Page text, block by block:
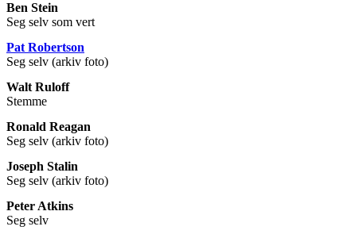
Ben Stein
Seg selv som vert
Pat Robertson
Seg selv (arkiv foto)
Walt Ruloff
Stemme
Ronald Reagan
Seg selv (arkiv foto)
Joseph Stalin
Seg selv (arkiv foto)
Peter Atkins
Seg selv